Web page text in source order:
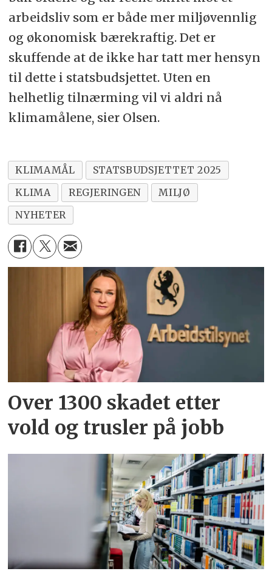
arbeidsliv som er både mer miljøvennlig
og økonomisk bærekraftig. Det er
skuffende at de ikke har tatt mer hensyn
til dette i statsbudsjettet. Uten en
helhetlig tilnærming vil vi aldri nå
klimamålene, sier Olsen.
KLIMAMÅL
STATSBUDSJETTET 2025
KLIMA
REGJERINGEN
MILJØ
NYHETER
Over 1300 skadet etter
vold og trusler på jobb